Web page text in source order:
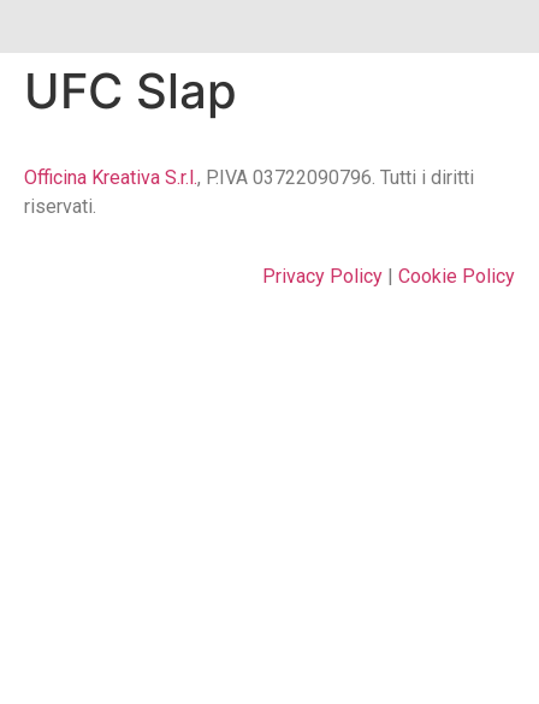
UFC Slap
Officina Kreativa S.r.l., P.IVA 03722090796. Tutti i diritti
riservati.
Privacy Policy Cookie Policy